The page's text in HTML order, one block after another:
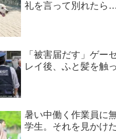
礼を言って別れたら
「被害届だす」ゲー
レイ後、ふと髪を触
暑い中働く作業員に
学生。それを見かけ